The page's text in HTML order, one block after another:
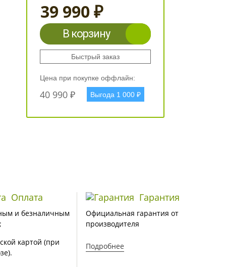
39 990 ₽
В корзину
Быстрый заказ
Цена при покупке оффлайн:
40 990 ₽ Выгода 1 000 ₽
Оплата
и безналичным
картой (при
Гарантия
Официальная гарантия от
производителя
Подробнее